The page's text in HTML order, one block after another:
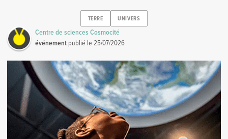
TERRE UNIVERS
Centre de sciences Cosmocité
événement publié le25/07/2026